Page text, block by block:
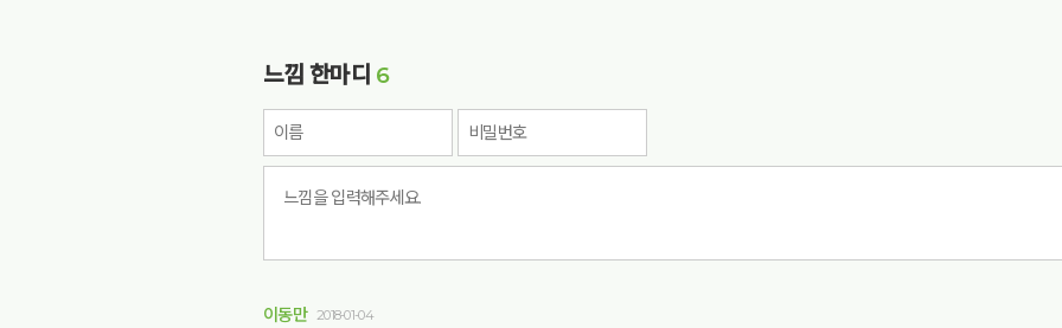
느낌 한마디 6
이동만 2018-01-04